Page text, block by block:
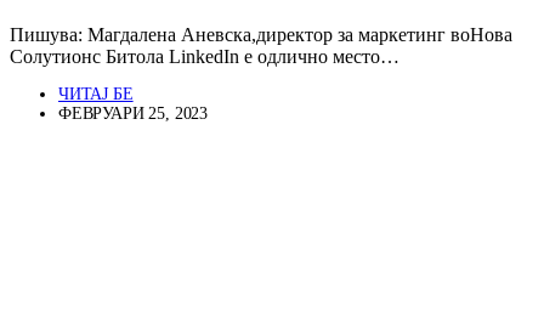
Пишува: Магдалена Аневска,директор за маркетинг воНова
Солутионс Битола LinkedIn е одлично место…
ЧИТАЈ БЕ
ФЕВРУАРИ 25, 2023